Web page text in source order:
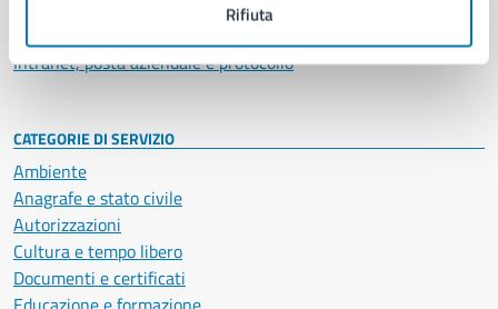
Rifiuta
Intranet, posta aziendale e protocollo
CATEGORIE DI SERVIZIO
Ambiente
Anagrafe e stato civile
Autorizzazioni
Cultura e tempo libero
Documenti e certificati